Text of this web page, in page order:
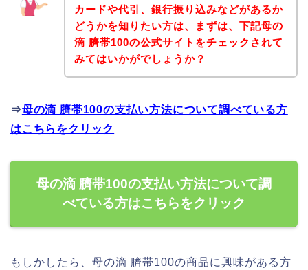
カードや代引、銀行振り込みなどがあるか
どうかを知りたい方は、まずは、下記母の
滴 臍帯100の公式サイトをチェックされて
みてはいかがでしょうか？
⇒母の滴 臍帯100の支払い方法について調べている方
はこちらをクリック
母の滴 臍帯100の支払い方法について調
べている方はこちらをクリック
もしかしたら、母の滴 臍帯100の商品に興味がある方